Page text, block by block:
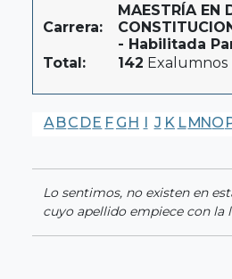
Carrera:
MAESTRÍA EN
- Habilitada
Total:
142 Exalumnos
A BC DE F G H I J K LMNO
Lo sentimos, no existen en
cuyo apellido empiece con la